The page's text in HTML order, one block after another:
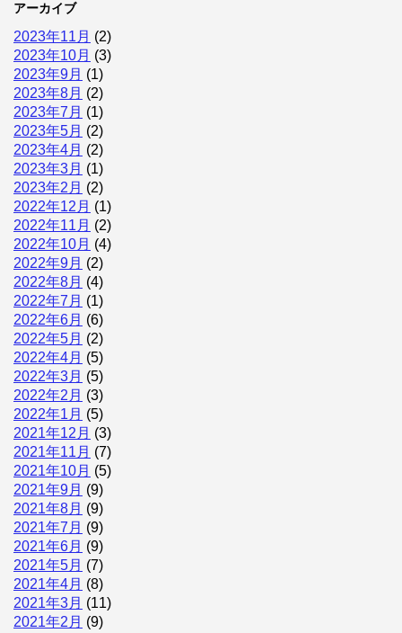
アーカイブ
2023年11月 (2)
2023年10月 (3)
2023年9月 (1)
2023年8月 (2)
2023年7月 (1)
2023年5月 (2)
2023年4月 (2)
2023年3月 (1)
2023年2月 (2)
2022年12月 (1)
2022年11月 (2)
2022年10月 (4)
2022年9月 (2)
2022年8月 (4)
2022年7月 (1)
2022年6月 (6)
2022年5月 (2)
2022年4月 (5)
2022年3月 (5)
2022年2月 (3)
2022年1月 (5)
2021年12月 (3)
2021年11月 (7)
2021年10月 (5)
2021年9月 (9)
2021年8月 (9)
2021年7月 (9)
2021年6月 (9)
2021年5月 (7)
2021年4月 (8)
2021年3月 (11)
2021年2月 (9)